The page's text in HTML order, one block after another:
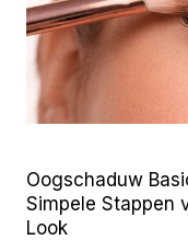
Oogschaduw
Simpele Stappen
Look